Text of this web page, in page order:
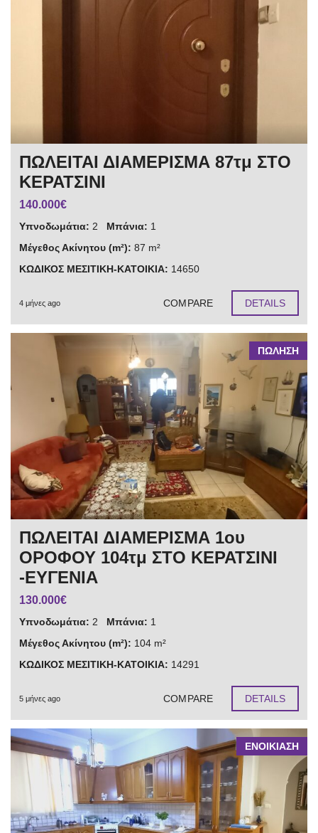
ΠΩΛΕΙΤΑΙ ΔΙΑΜΕΡΙΣΜΑ 87τμ ΣΤΟ
ΚΕΡΑΤΣΙΝΙ
140.000€
Υπνοδωμάτια: 2 Μπάνια: 1
Μέγεθος Ακίνητου (m²): 87 m²
ΚΩΔΙΚΟΣ ΜΕΣΙΤΙΚΗ-ΚΑΤΟΙΚΙΑ: 14650
4 μήνες ago COMPARE DETAILS
ΠΩΛΗΣΗ
ΠΩΛΕΙΤΑΙ ΔΙΑΜΕΡΙΣΜΑ 1ου
ΟΡΟΦΟΥ 104τμ ΣΤΟ ΚΕΡΑΤΣΙΝΙ
-ΕΥΓΕΝΙΑ
130.000€
Υπνοδωμάτια: 2 Μπάνια: 1
Μέγεθος Ακίνητου (m²): 104 m²
ΚΩΔΙΚΟΣ ΜΕΣΙΤΙΚΗ-ΚΑΤΟΙΚΙΑ: 14291
5 μήνες ago COMPARE DETAILS
ΕΝΟΙΚΙΑΣΗ